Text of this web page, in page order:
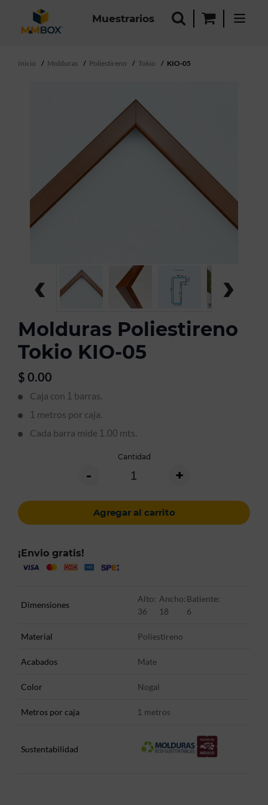
Muestrarios
Inicio Molduras Poliestireno Tokio KIO-05
‹ ›
Molduras Poliestireno
Tokio KIO-05
$ 0.00
Caja con 1 barras.
1 metros por caja.
Cada barra mide 1.00 mts.
Cantidad
- +
Agregar al carrito
¡Envio gratis!
Dimensiones
Alto:
36
Ancho:
18
Batiente:
6
Material Poliestireno
Acabados Mate
Color Nogal
Metros por caja 1 metros
Sustentabilidad